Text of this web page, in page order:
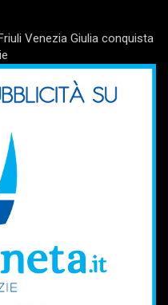
Venezia Giulia conquista